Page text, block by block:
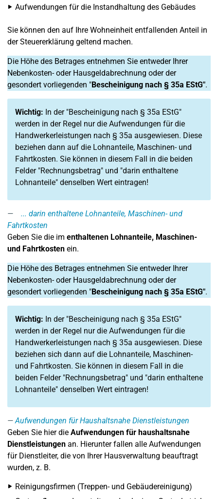
Aufwendungen für die Instandhaltung des Gebäudes
Sie können den auf Ihre Wohneinheit entfallenden Anteil in
der Steuererklärung geltend machen.
Die Höhe des Betrages entnehmen Sie entweder Ihrer
Nebenkosten- oder Hausgeldabrechnung oder der
gesondert vorliegenden "Bescheinigung nach § 35a EStG".
Wichtig: In der "Bescheinigung nach § 35a EStG"
werden in der Regel nur die Aufwendungen für die
Handwerkerleistungen nach § 35a ausgewiesen. Diese
beziehen dann auf die Lohnanteile, Maschinen- und
Fahrtkosten. Sie können in diesem Fall in die beiden
Felder "Rechnungsbetrag" und "darin enthaltene
Lohnanteile" denselben Wert eintragen!
... darin enthaltene Lohnanteile, Maschinen- und
Fahrtkosten
Geben Sie die im enthaltenen Lohnanteile, Maschinen-
und Fahrtkosten ein.
Die Höhe des Betrages entnehmen Sie entweder Ihrer
Nebenkosten- oder Hausgeldabrechnung oder der
gesondert vorliegenden "Bescheinigung nach § 35a EStG".
Wichtig: In der "Bescheinigung nach § 35a EStG"
werden in der Regel nur die Aufwendungen für die
Handwerkerleistungen nach § 35a ausgewiesen. Diese
beziehen sich dann auf die Lohnanteile, Maschinen-
und Fahrtkosten. Sie können in diesem Fall in die
beiden Felder "Rechnungsbetrag" und "darin enthaltene
Lohnanteile" denselben Wert eintragen!
Aufwendungen für Haushaltsnahe Dienstleistungen
Geben Sie hier die Aufwendungen für haushaltsnahe
Dienstleistungen an. Hierunter fallen alle Aufwendungen
für Dienstleiter, die von Ihrer Hausverwaltung beauftragt
wurden, z. B.
Reinigungsfirmen (Treppen- und Gebäudereinigung)